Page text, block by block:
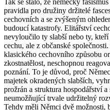
pravidla pro družiny držitelé
cechovních a se zvýšeným
budoucí katastrofy. Elitářství
nevyloučilo ty slabší nebo ty,
cechu, ale z občanské
klasického cechovního způsobu
zkostnatělost, neschopnou
poznání. To je důvod, proč
majetek okradených slabších,
prožrán a struktura hospodářství a
neumožňující trvale udržitelný
Tehdy měli Němci dvě možnosti,